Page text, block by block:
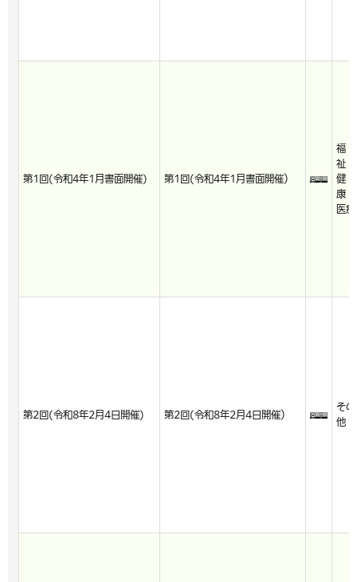
第1回(令和4年1月書面開催) 第1回(令和4年1月書面開催）
福
祉・
健
康・
医療
第2回(令和8年2月4日開催) 第2回(令和8年2月4日開催）
その
他